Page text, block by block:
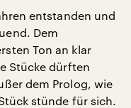
entstanden und
Dem
Ton an klar
Stücke dürften
dem Prolog, wie
stünde für sich.